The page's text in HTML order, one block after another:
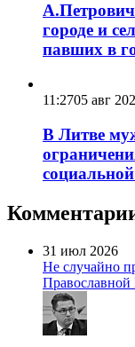
городе и
павших в
11:2705 авг
В Литве
социальной
31 июл 2026
Не случайно
Православной